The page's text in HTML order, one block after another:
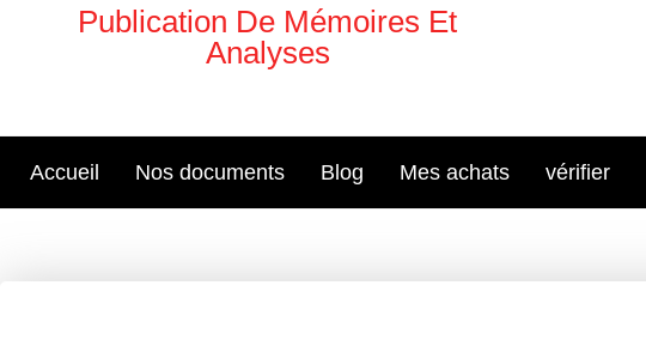
Publication De Mémoires Et
Analyses
Accueil Nos documents Blog Mes achats vérifier